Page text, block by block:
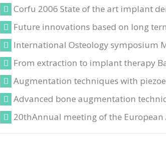
Corfu 2006 State of the art implant
Future innovations based on long
International Osteology symposium
From extraction to implant therapy
Augmentation techniques with
Advanced bone augmentation
20thAnnual meeting of the